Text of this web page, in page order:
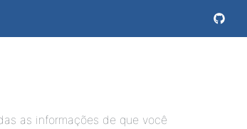
as informações de que você